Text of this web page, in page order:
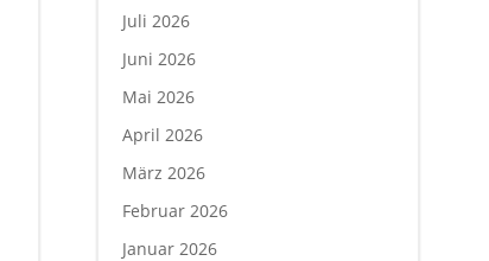
Juli 2026
Juni 2026
Mai 2026
April 2026
März 2026
Februar 2026
Januar 2026